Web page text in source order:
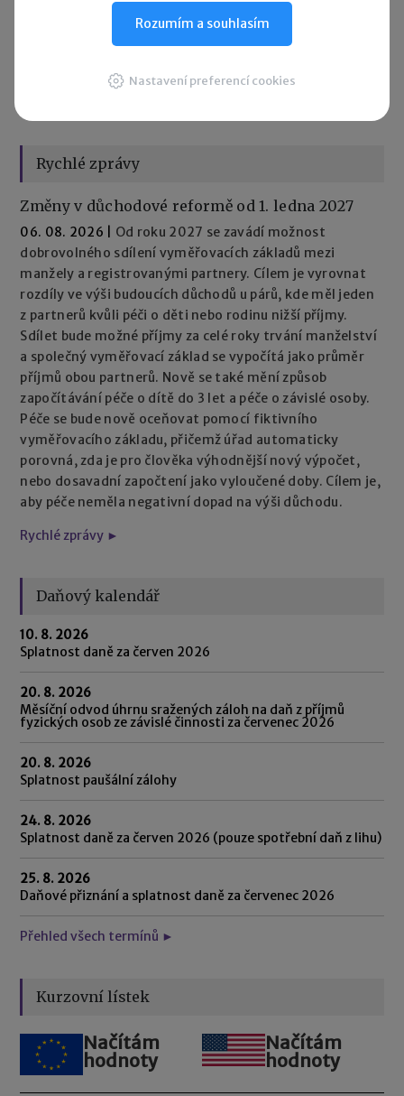
vrácení zboží nebo ukončení online služby.
Rychlé zprávy
Změny v důchodové reformě od 1. ledna 2027
06. 08. 2026
Od roku 2027 se zavádí možnost
dobrovolného sdílení vyměřovacích základů mezi
manžely a registrovanými partnery. Cílem je vyrovnat
rozdíly ve výši budoucích důchodů u párů, kde měl jeden
z partnerů kvůli péči o děti nebo rodinu nižší příjmy.
Sdílet bude možné příjmy za celé roky trvání manželství
a společný vyměřovací základ se vypočítá jako průměr
příjmů obou partnerů. Nově se také mění způsob
započítávání péče o dítě do 3 let a péče o závislé osoby.
Péče se bude nově oceňovat pomocí fiktivního
vyměřovacího základu, přičemž úřad automaticky
porovná, zda je pro člověka výhodnější nový výpočet,
nebo dosavadní započtení jako vyloučené doby. Cílem je,
aby péče neměla negativní dopad na výši důchodu.
Rychlé zprávy ►
Daňový kalendář
10. 8. 2026
Splatnost daně za červen 2026
20. 8. 2026
Měsíční odvod úhrnu sražených záloh na daň z příjmů
fyzických osob ze závislé činnosti za červenec 2026
20. 8. 2026
Splatnost paušální zálohy
24. 8. 2026
Splatnost daně za červen 2026 (pouze spotřební daň z lihu)
25. 8. 2026
Daňové přiznání a splatnost daně za červenec 2026
Přehled všech termínů ►
Kurzovní lístek
Načítám
hodnoty
Načítám
hodnoty
Rozumím a souhlasím
Nastavení preferencí cookies